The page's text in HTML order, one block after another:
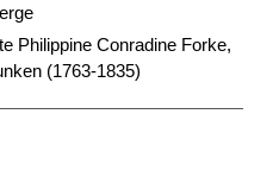
Philippine Conradine Forke,
(1763-1835)